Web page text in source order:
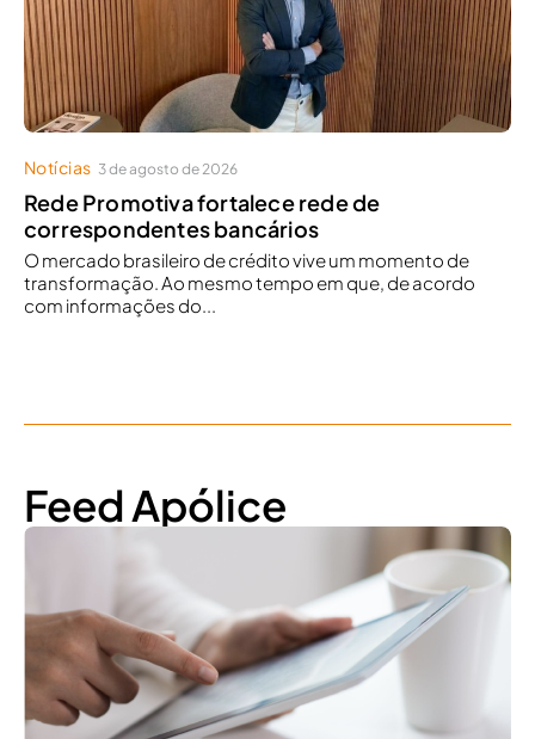
Notícias 3 de agosto de 2026
Rede Promotiva fortalece rede de
correspondentes bancários
O mercado brasileiro de crédito vive um momento de
transformação. Ao mesmo tempo em que, de acordo
com informações do...
Feed Apólice